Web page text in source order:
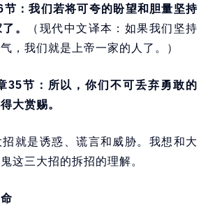
节：我们若将可夸的盼望和胆量坚持
。
（现代中文译本：如果我们坚持
，我们就是上帝一家的人了。）
35节：所以，你们不可丢弃勇敢的
大赏赐。
就是诱惑、谎言和威胁。我想和大
这三大招的拆招的理解。